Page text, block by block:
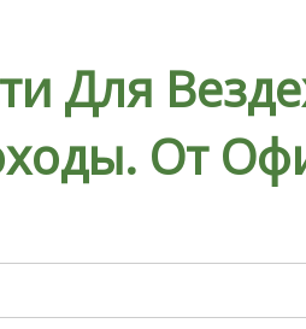
Для
От